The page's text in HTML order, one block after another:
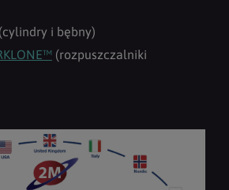
(cylindry i bębny)
(rozpuszczalniki